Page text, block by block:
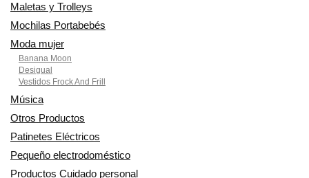
Maletas y Trolleys
Mochilas Portabebés
Moda mujer
Banana Moon
Desigual
Vestidos Frock And Frill
Música
Otros Productos
Patinetes Eléctricos
Pequeño electrodoméstico
Productos Cuidado personal